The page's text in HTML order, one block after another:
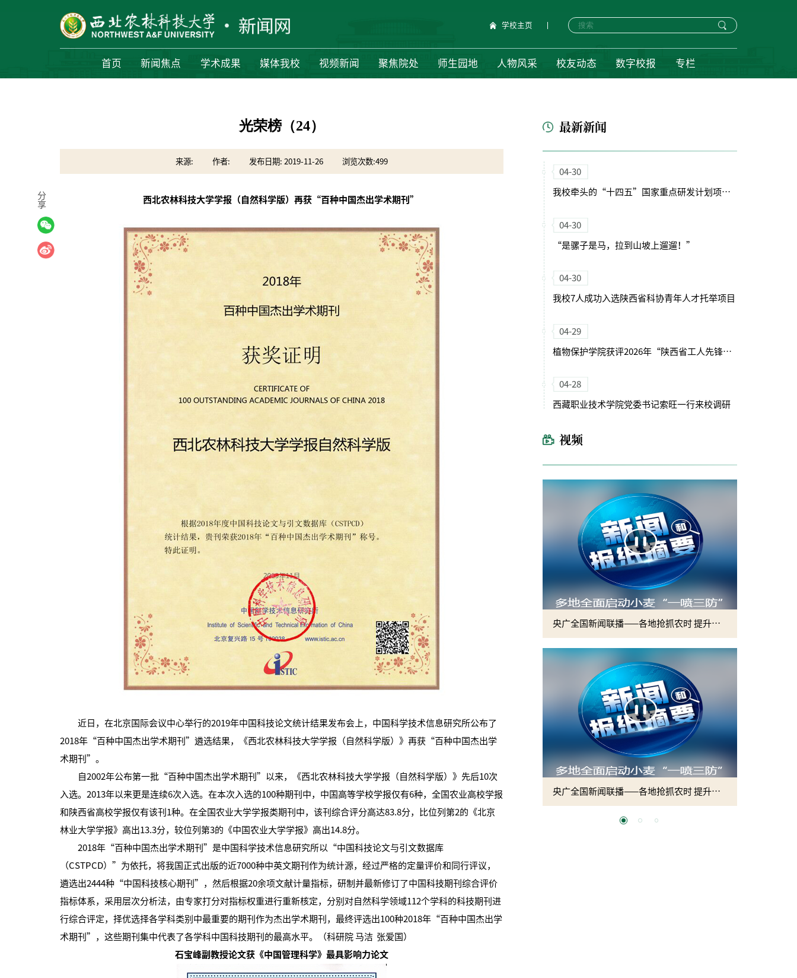
学校主页
首页 新闻焦点 学术成果 媒体我校 视频新闻 聚焦院处 师生园地 人物风采 校友动态 数字校报 专栏
光荣榜（24）
来源: 作者: 发布日期: 2019-11-26 浏览次数:499
西北农林科技大学学报（自然科学版）再获“百种中国杰出学术期刊”
近日，在北京国际会议中心举行的2019年中国科技论文统计结果发布会上，中国科学技术信息研究所公布了
2018年“百种中国杰出学术期刊”遴选结果，《西北农林科技大学学报（自然科学版）》再获“百种中国杰出学
术期刊”。
自2002年公布第一批“百种中国杰出学术期刊”以来，《西北农林科技大学学报（自然科学版）》先后10次
入选。2013年以来更是连续6次入选。在本次入选的100种期刊中，中国高等学校学报仅有6种，全国农业高校学报
和陕西省高校学报仅有该刊1种。在全国农业大学学报类期刊中，该刊综合评分高达83.8分，比位列第2的《北京
林业大学学报》高出13.3分，较位列第3的《中国农业大学学报》高出14.8分。
2018年“百种中国杰出学术期刊”是中国科学技术信息研究所以“中国科技论文与引文数据库
（CSTPCD）”为依托，将我国正式出版的近7000种中英文期刊作为统计源，经过严格的定量评价和同行评议，
遴选出2444种“中国科技核心期刊”，然后根据20余项文献计量指标，研制并最新修订了中国科技期刊综合评价
指标体系，采用层次分析法，由专家打分对指标权重进行重新核定，分别对自然科学领域112个学科的科技期刊进
行综合评定，择优选择各学科类别中最重要的期刊作为杰出学术期刊，最终评选出100种2018年“百种中国杰出学
术期刊”，这些期刊集中代表了各学科中国科技期刊的最高水平。（科研院 马洁 张爱国）
石宝峰副教授论文获《中国管理科学》最具影响力论文
分
享
最新新闻
04-30
我校牵头的“十四五”国家重点研发计划项目启动会暨实施方案论证会顺利召开
04-30
“是骡子是马，拉到山坡上遛遛！”
04-30
我校7人成功入选陕西省科协青年人才托举项目
04-29
植物保护学院获评2026年“陕西省工人先锋号”
04-28
西藏职业技术学院党委书记索旺一行来校调研
视频
2026年田径运动会暨第八届教学文化节开幕
央广全国新闻联播——各地抢抓农时 提升春管效率 夯实夏粮增收基础 (2)
央广全国新闻联播——各地抢抓农时 提升春管效率 夯实夏粮增收基础 (1)